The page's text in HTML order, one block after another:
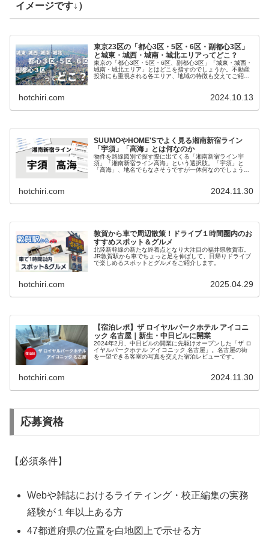
イメージです↓）
東京23区の「都心3区・5区・6区・副都心3区」
と城東・城西・城南・城北エリアってどこ？
東京の「都心3区・5区・6区、副都心3区」「城東・城西・
城南・城北エリア」とはどこを指すのでしょうか。不動産
投資にも重視される各エリア、地域の特徴も交えてご紹介
hotchiri.com 2024.10.13
SUUMOやHOME'Sでよく見る湘南新宿ライン
「宇須」「高海」とは何なのか
物件を路線図別で探す際に出てくる「湘南新宿ライン宇
須」「湘南新宿ライン高海」という選択肢。「宇須」と
「高海」、地名でもなさそうですが一体何なのでしょう
hotchiri.com 2024.11.30
敦賀から車で周辺散策！ドライブ１時間圏内のお
すすめスポット＆グルメ
北陸新幹線の新たな終着点となり大注目の福井県敦賀市。
JR敦賀駅から車でちょっと足を伸ばして、日帰りドライブ
で楽しめるスポットとグルメをご紹介します。
hotchiri.com 2025.04.29
【宿泊レポ】ザ ロイヤルパークホテル アイコニ
ック 名古屋｜新生・中日ビルに開業
2024年2月、中日ビルの開業に先駆けオープンした「ザ ロ
イヤルパークホテル アイコニック 名古屋」。名古屋の街
を一望できる客室の写真を交えた宿泊レビューです。
hotchiri.com 2024.11.30
応募資格
【必須条件】
Webや雑誌におけるライティング・校正編集の実務
経験が１年以上ある方
47都道府県の位置を白地図上で示せる方